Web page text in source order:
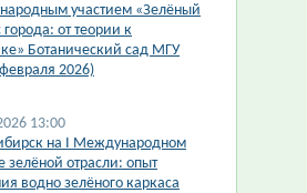
участием «Зелёный
города: от теории к
Ботанический сад МГУ
2026)
13:00
на I Международном
зелёной отрасли: опыт
водно зелёного каркаса